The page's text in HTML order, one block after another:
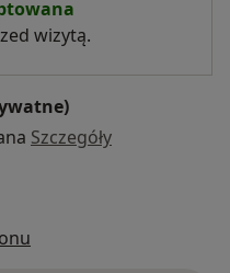
wizytą.
Szczegóły